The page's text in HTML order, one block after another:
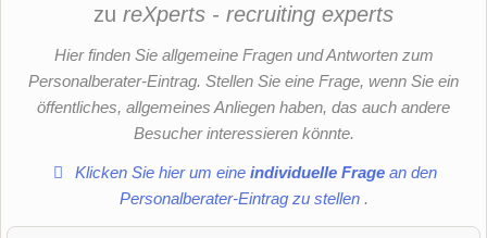
zu reXperts - recruiting experts
Hier finden Sie allgemeine Fragen und Antworten zum
Personalberater-Eintrag. Stellen Sie eine Frage, wenn Sie ein
öffentliches, allgemeines Anliegen haben, das auch andere
Besucher interessieren könnte.
Klicken Sie hier um eineindividuelle Frage an den
Personalberater-Eintrag zu stellen .